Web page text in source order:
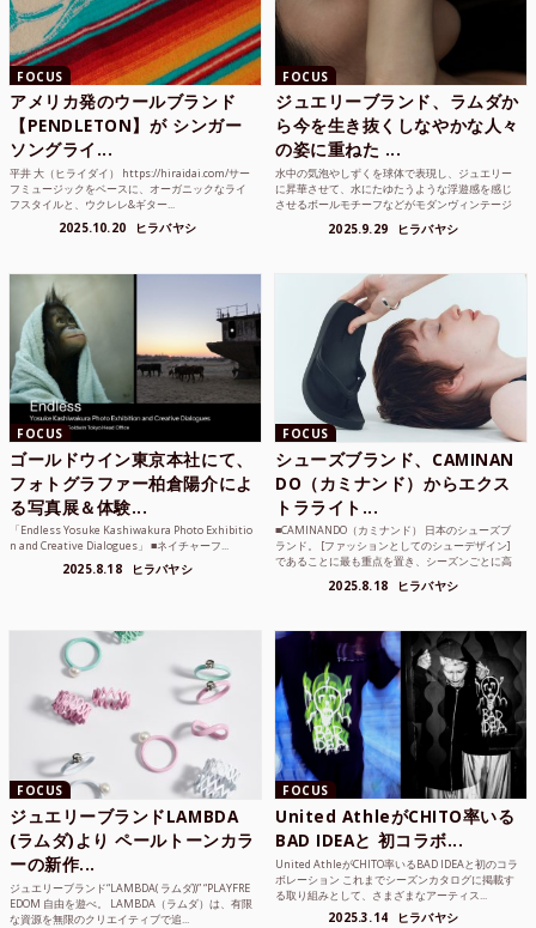
FOCUS
アメリカ発のウールブランド
【PENDLETON】が シンガー
ソングライ...
平井 大（ヒライダイ） https://hiraidai.com/サー
フミュージックをベースに、オーガニックなライ
フスタイルと、ウクレレ&ギター...
2025.10.20 ヒラバヤシ
FOCUS
ジュエリーブランド、ラムダか
ら今を生き抜くしなやかな人々
の姿に重ねた ...
水中の気泡やしずくを球体で表現し、ジュエリー
に昇華させて、水にたゆたうような浮遊感を感じ
させるボールモチーフなどがモダンヴィンテージ
2025.9.29 ヒラバヤシ
FOCUS
ゴールドウイン東京本社にて、
フォトグラファー柏倉陽介によ
る写真展＆体験...
「Endless Yosuke Kashiwakura Photo Exhibitio
n and Creative Dialogues」 ■ネイチャーフ...
2025.8.18 ヒラバヤシ
FOCUS
シューズブランド、CAMINAN
DO（カミナンド）からエクス
トラライト...
■CAMINANDO（カミナンド） 日本のシューズブ
ランド。 [ファッションとしてのシューデザイン]
であることに最も重点を置き、シーズンごとに高
2025.8.18 ヒラバヤシ
FOCUS
ジュエリーブランドLAMBDA
(ラムダ)より ペールトーンカラ
ーの新作...
ジュエリーブランド“LAMBDA( ラムダ))” “PLAYFRE
EDOM 自由を遊べ。 LAMBDA（ラムダ）は、有限
な資源を無限のクリエイティブで追...
FOCUS
United AthleがCHITO率いる
BAD IDEAと 初コラボ...
United AthleがCHITO率いるBAD IDEAと初のコラ
ボレーション これまでシーズンカタログに掲載す
る取り組みとして、さまざまなアーティス...
2025.3.14 ヒラバヤシ